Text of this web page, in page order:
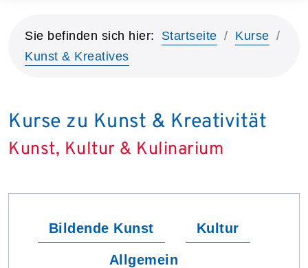
Sie befinden sich hier: Startseite
Kurse
Kunst & Kreatives
Kurse zu Kunst & Kreativität
Kunst, Kultur & Kulinarium
Bildende Kunst Kultur
Allgemein